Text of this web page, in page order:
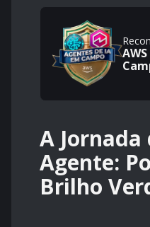
A Jornada
Agente:
Brilho